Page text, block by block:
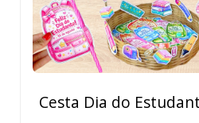
Cesta Dia do